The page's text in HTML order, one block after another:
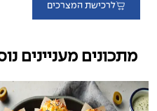
לרכישת המצרכים
מתכונים מעניינים